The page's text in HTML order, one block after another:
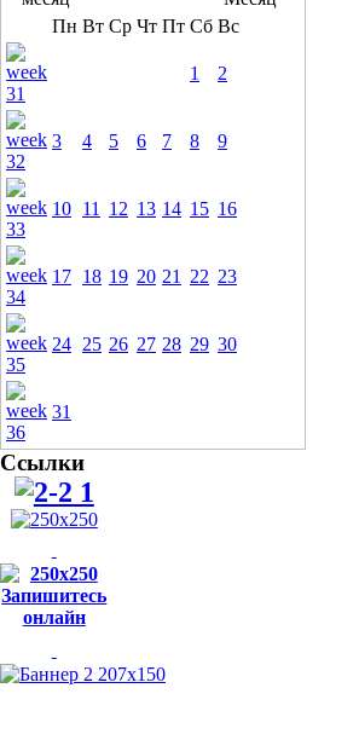
Пн Вт Ср Чт Пт Сб Вс
1 2
3 4 5 6 7 8 9
10 11 12 13 14 15 16
17 18 19 20 21 22 23
24 25 26 27 28 29 30
31
Ссылки